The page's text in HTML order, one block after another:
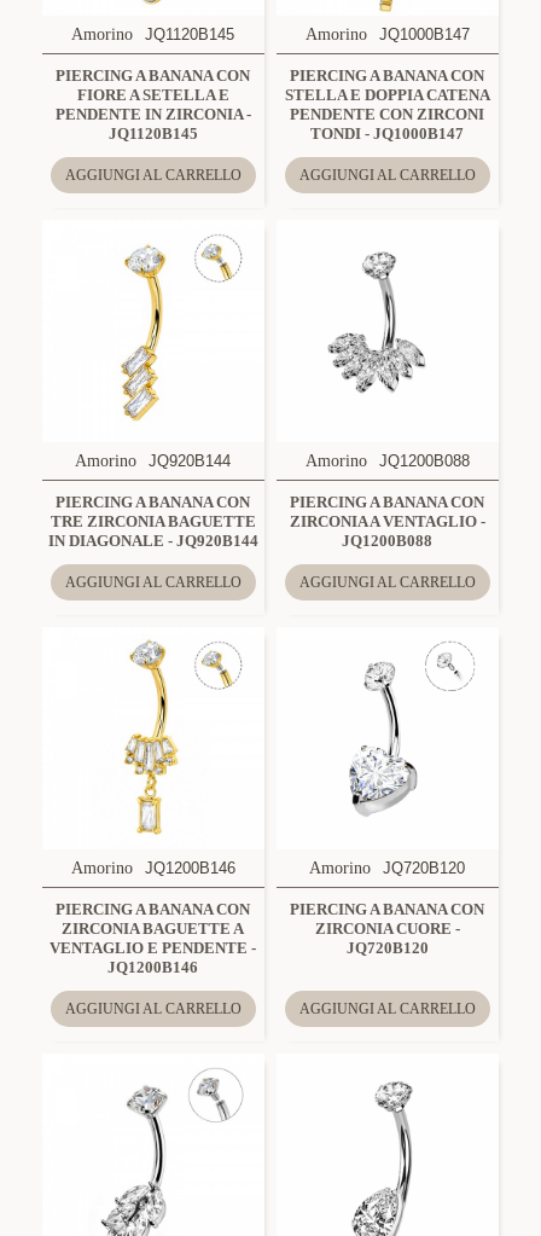
Amorino JQ1120B145
PIERCING A BANANA CON
FIORE A SETELLA E
PENDENTE IN ZIRCONIA -
JQ1120B145
AGGIUNGI AL CARRELLO
Amorino JQ1000B147
PIERCING A BANANA CON
STELLA E DOPPIA CATENA
PENDENTE CON ZIRCONI
TONDI - JQ1000B147
AGGIUNGI AL CARRELLO
Amorino JQ920B144
PIERCING A BANANA CON
TRE ZIRCONIA BAGUETTE
IN DIAGONALE - JQ920B144
AGGIUNGI AL CARRELLO
Amorino JQ1200B088
PIERCING A BANANA CON
ZIRCONIA A VENTAGLIO -
JQ1200B088
AGGIUNGI AL CARRELLO
Amorino JQ1200B146
PIERCING A BANANA CON
ZIRCONIA BAGUETTE A
VENTAGLIO E PENDENTE -
JQ1200B146
AGGIUNGI AL CARRELLO
Amorino JQ720B120
PIERCING A BANANA CON
ZIRCONIA CUORE -
JQ720B120
AGGIUNGI AL CARRELLO